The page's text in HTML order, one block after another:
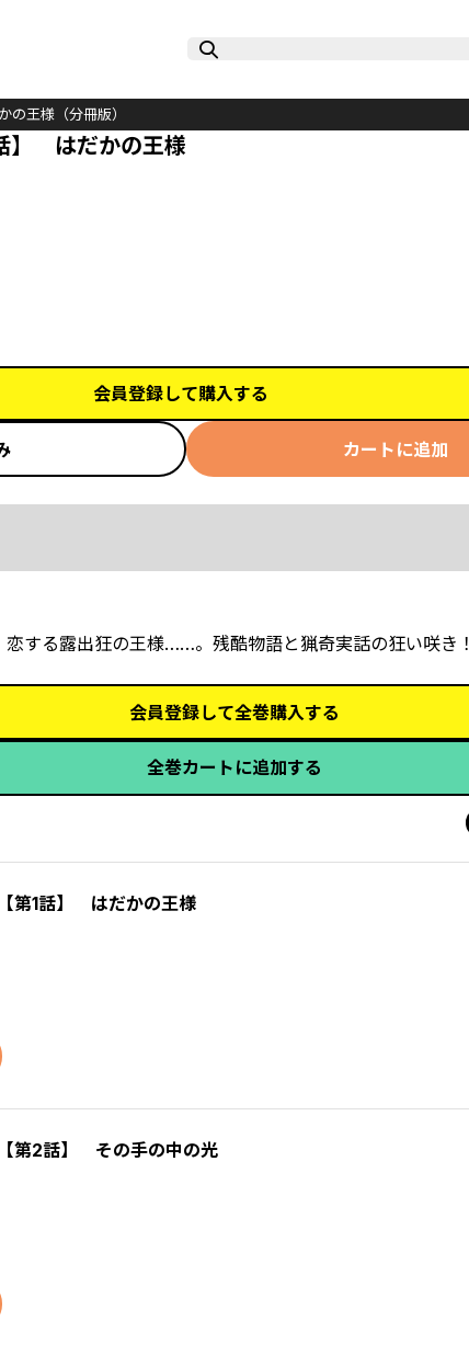
王様（分冊版）
】 はだかの王様
会員登録して購入する
カートに追加
する露出狂の王様……。残酷物語と猟奇実話の狂い咲き！
会員登録して全巻購入する
全巻カートに追加する
第1話】 はだかの王様
第2話】 その手の中の光